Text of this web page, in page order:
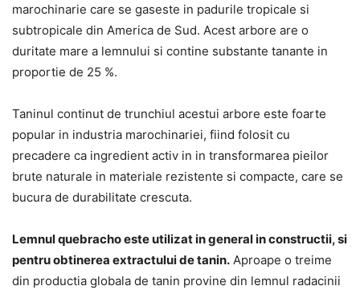
marochinarie care se gaseste in padurile tropicale si
subtropicale din America de Sud. Acest arbore are o
duritate mare a lemnului si contine substante tanante in
proportie de 25 %.
Taninul continut de trunchiul acestui arbore este foarte
popular in industria marochinariei, fiind folosit cu
precadere ca ingredient activ in in transformarea pieilor
brute naturale in materiale rezistente si compacte, care se
bucura de durabilitate crescuta.
Lemnul quebracho este utilizat in general in constructii, si
pentru obtinerea extractului de tanin. Aproape o treime
din productia globala de tanin provine din lemnul radacinii